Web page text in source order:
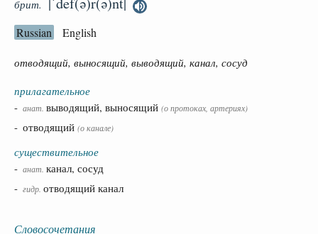
брит.
Russian English
отводящий, выносящий, выводящий, канал, сосуд
прилагательное
- анат. выводящий, выносящий (о протоках, артериях)
- отводящий (о канале)
существительное
- анат. канал, сосуд
- гидр. отводящий канал
Словосочетания